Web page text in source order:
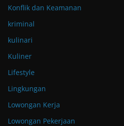
Konflik dan Keamanan
kriminal
kulinari
Kuliner
Lifestyle
Lingkungan
Lowongan Kerja
Lowongan Pekerjaan